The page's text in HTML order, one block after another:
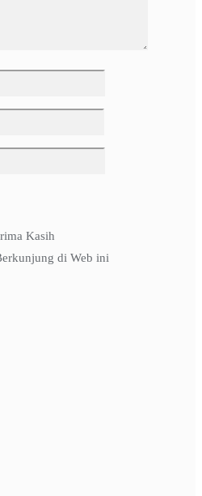
Kasih
di Web ini